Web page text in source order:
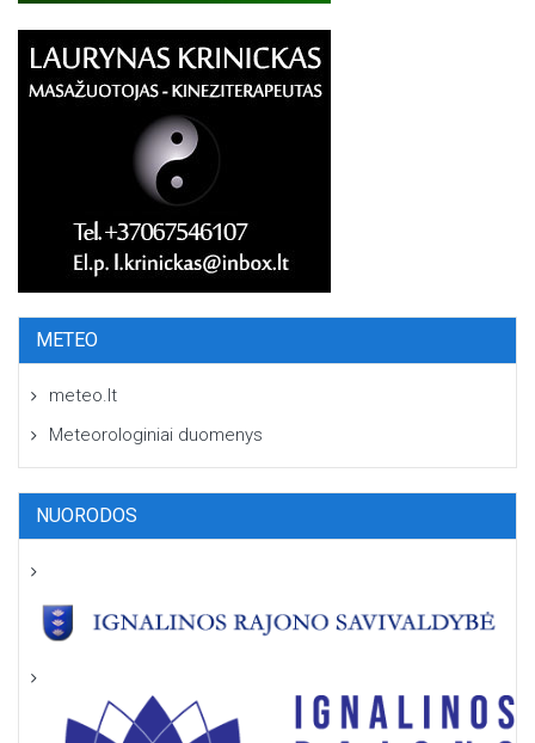
METEO
meteo.lt
Meteorologiniai duomenys
NUORODOS